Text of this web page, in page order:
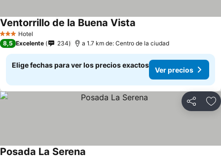
3 Estrellas
Hotel
Ventorrillo de la Buena Vista
8,5 Excelente 234 a 1.7 km de: Centro de la ciudad
Elige fechas para ver los precios exactos
Ver precios
Compartir
Posada La Serena